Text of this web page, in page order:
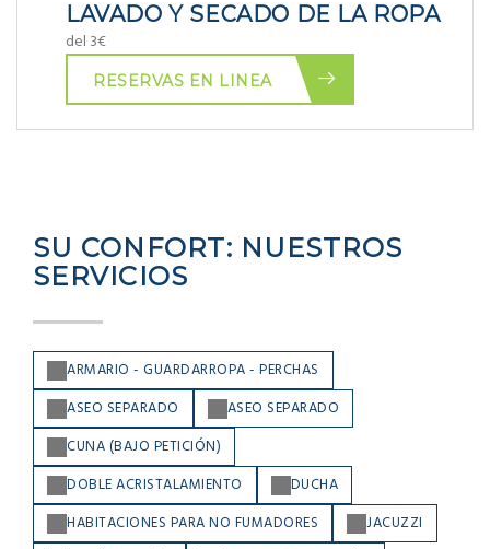
LAVADO Y SECADO DE LA ROPA
del 3€
RESERVAS EN LINEA
SU CONFORT: NUESTROS
SERVICIOS
ARMARIO - GUARDARROPA - PERCHAS
ASEO SEPARADO
ASEO SEPARADO
CUNA (BAJO PETICIÓN)
DOBLE ACRISTALAMIENTO
DUCHA
HABITACIONES PARA NO FUMADORES
JACUZZI